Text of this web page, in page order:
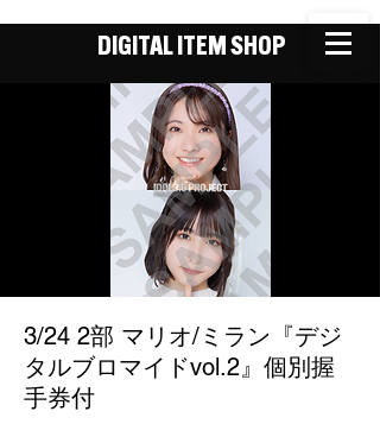
DIGITAL ITEM SHOP
3/24 2部 マリオ/ミラン『デジ
タルブロマイドvol.2』個別握
手券付